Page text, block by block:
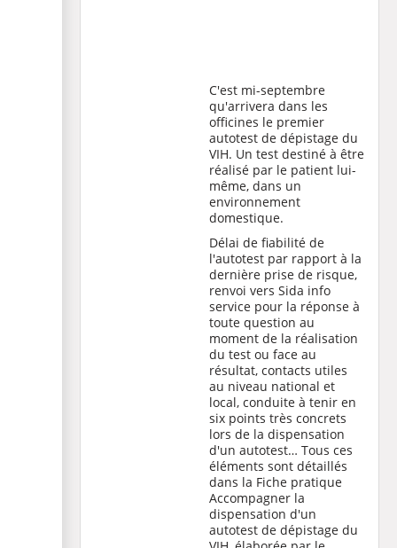
C'est mi-septembre
qu'arrivera dans les
officines le premier
autotest de dépistage du
VIH. Un test destiné à être
réalisé par le patient lui-
même, dans un
environnement
domestique.
Délai de fiabilité de
l'autotest par rapport à la
dernière prise de risque,
renvoi vers Sida info
service pour la réponse à
toute question au
moment de la réalisation
du test ou face au
résultat, contacts utiles
au niveau national et
local, conduite à tenir en
six points très concrets
lors de la dispensation
d'un autotest… Tous ces
éléments sont détaillés
dans la Fiche pratique
Accompagner la
dispensation d'un
autotest de dépistage du